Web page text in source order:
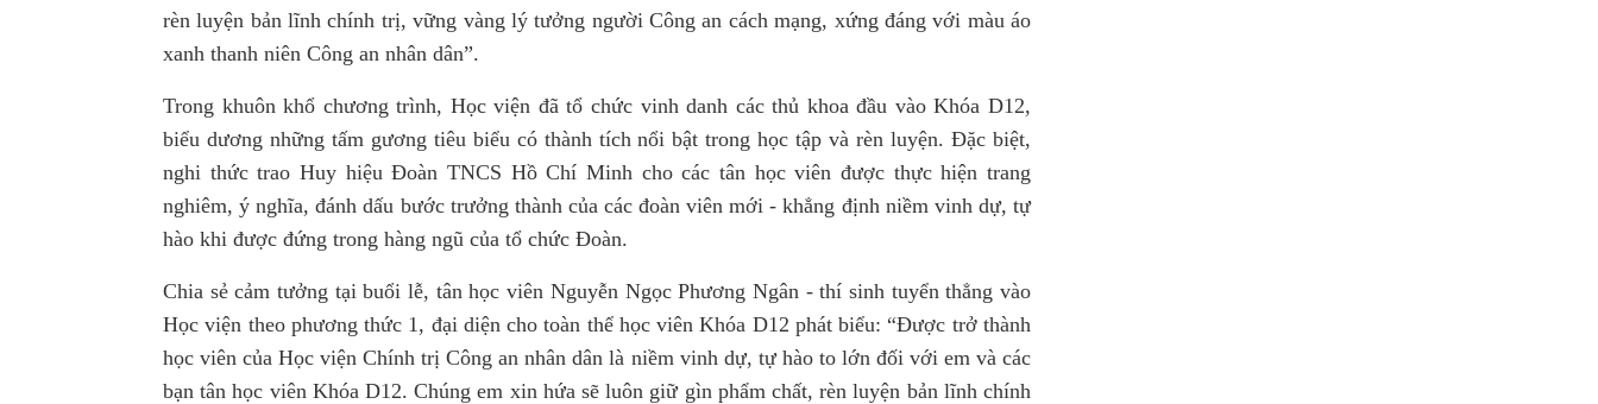
rèn luyện bản lĩnh chính trị, vững vàng lý tưởng người Công an cách mạng, xứng đáng với màu áo
xanh thanh niên Công an nhân dân”.
Trong khuôn khổ chương trình, Học viện đã tổ chức vinh danh các thủ khoa đầu vào Khóa D12,
biểu dương những tấm gương tiêu biểu có thành tích nổi bật trong học tập và rèn luyện. Đặc biệt,
nghi thức trao Huy hiệu Đoàn TNCS Hồ Chí Minh cho các tân học viên được thực hiện trang
nghiêm, ý nghĩa, đánh dấu bước trưởng thành của các đoàn viên mới - khẳng định niềm vinh dự, tự
hào khi được đứng trong hàng ngũ của tổ chức Đoàn.
Chia sẻ cảm tưởng tại buổi lễ, tân học viên Nguyễn Ngọc Phương Ngân - thí sinh tuyển thẳng vào
Học viện theo phương thức 1, đại diện cho toàn thể học viên Khóa D12 phát biểu: “Được trở thành
học viên của Học viện Chính trị Công an nhân dân là niềm vinh dự, tự hào to lớn đối với em và các
bạn tân học viên Khóa D12. Chúng em xin hứa sẽ luôn giữ gìn phẩm chất, rèn luyện bản lĩnh chính